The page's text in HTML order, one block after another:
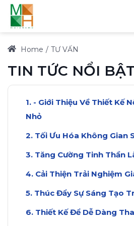
Home TƯ VẤN
TIN TỨC NỔI
- Giới Thiệu Về Thiết Kế
Nhỏ
Tối Ưu Hóa Không Gian
Tăng Cường Tinh Thần
Cải Thiện Trải Nghiệm
Thúc Đẩy Sự Sáng Tạo
Thiết Kế Để Dễ Dàng